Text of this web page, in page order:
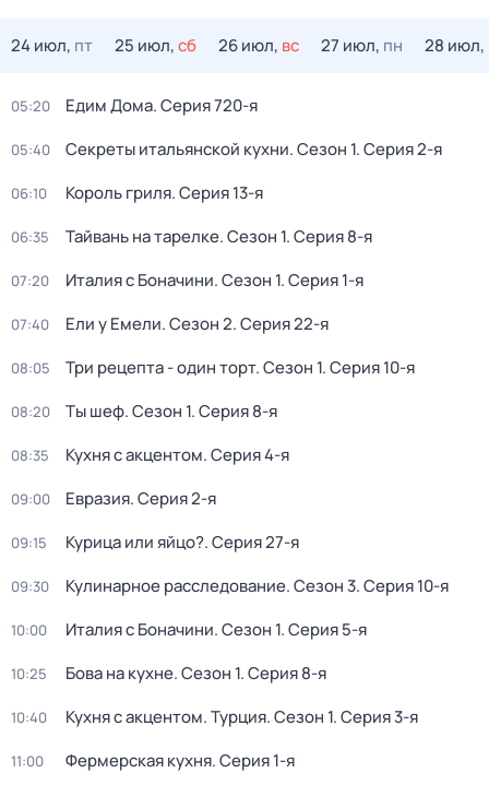
24 июл, пт 25 июл,сб 26 июл, вс 27 июл, пн 28 июл,
05:20 Едим Дома. Серия 720-я
05:40 Секреты итальянской кухни. Сезон 1. Серия 2-я
06:10 Король гриля. Серия 13-я
06:35 Тайвань на тарелке. Сезон 1. Серия 8-я
07:20 Италия с Боначини. Сезон 1. Серия 1-я
07:40 Ели у Емели. Сезон 2. Серия 22-я
08:05 Три рецепта - один торт. Сезон 1. Серия 10-я
08:20 Ты шеф. Сезон 1. Серия 8-я
08:35 Кухня с акцентом. Серия 4-я
09:00 Евразия. Серия 2-я
09:15 Курица или яйцо?. Серия 27-я
09:30 Кулинарное расследование. Сезон 3. Серия 10-я
10:00 Италия с Боначини. Сезон 1. Серия 5-я
10:25 Бова на кухне. Сезон 1. Серия 8-я
10:40 Кухня с акцентом. Турция. Сезон 1. Серия 3-я
11:00 Фермерская кухня. Серия 1-я